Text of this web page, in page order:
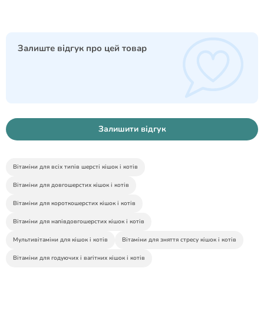
Залиште відгук про цей товар
Залишити відгук
Вітаміни для всіх типів шерсті кішок і котів
Вітаміни для довгошерстих кішок і котів
Вітаміни для короткошерстих кішок і котів
Вітаміни для напівдовгошерстих кішок і котів
Мультивітаміни для кішок і котів Вітаміни для зняття стресу кішок і котів
Вітаміни для годуючих і вагітних кішок і котів